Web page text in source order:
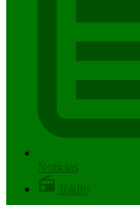
Notícias
Rádio